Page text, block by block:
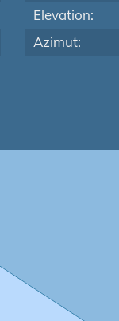
Elevation:
Azimut: